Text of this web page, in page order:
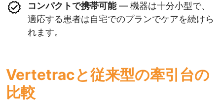
コンパクトで携帯可能— 機器は十分小型で、
適応する患者は自宅でのプランでケアを続けら
れます。
Vertetracと従来型の牽引台の
比較